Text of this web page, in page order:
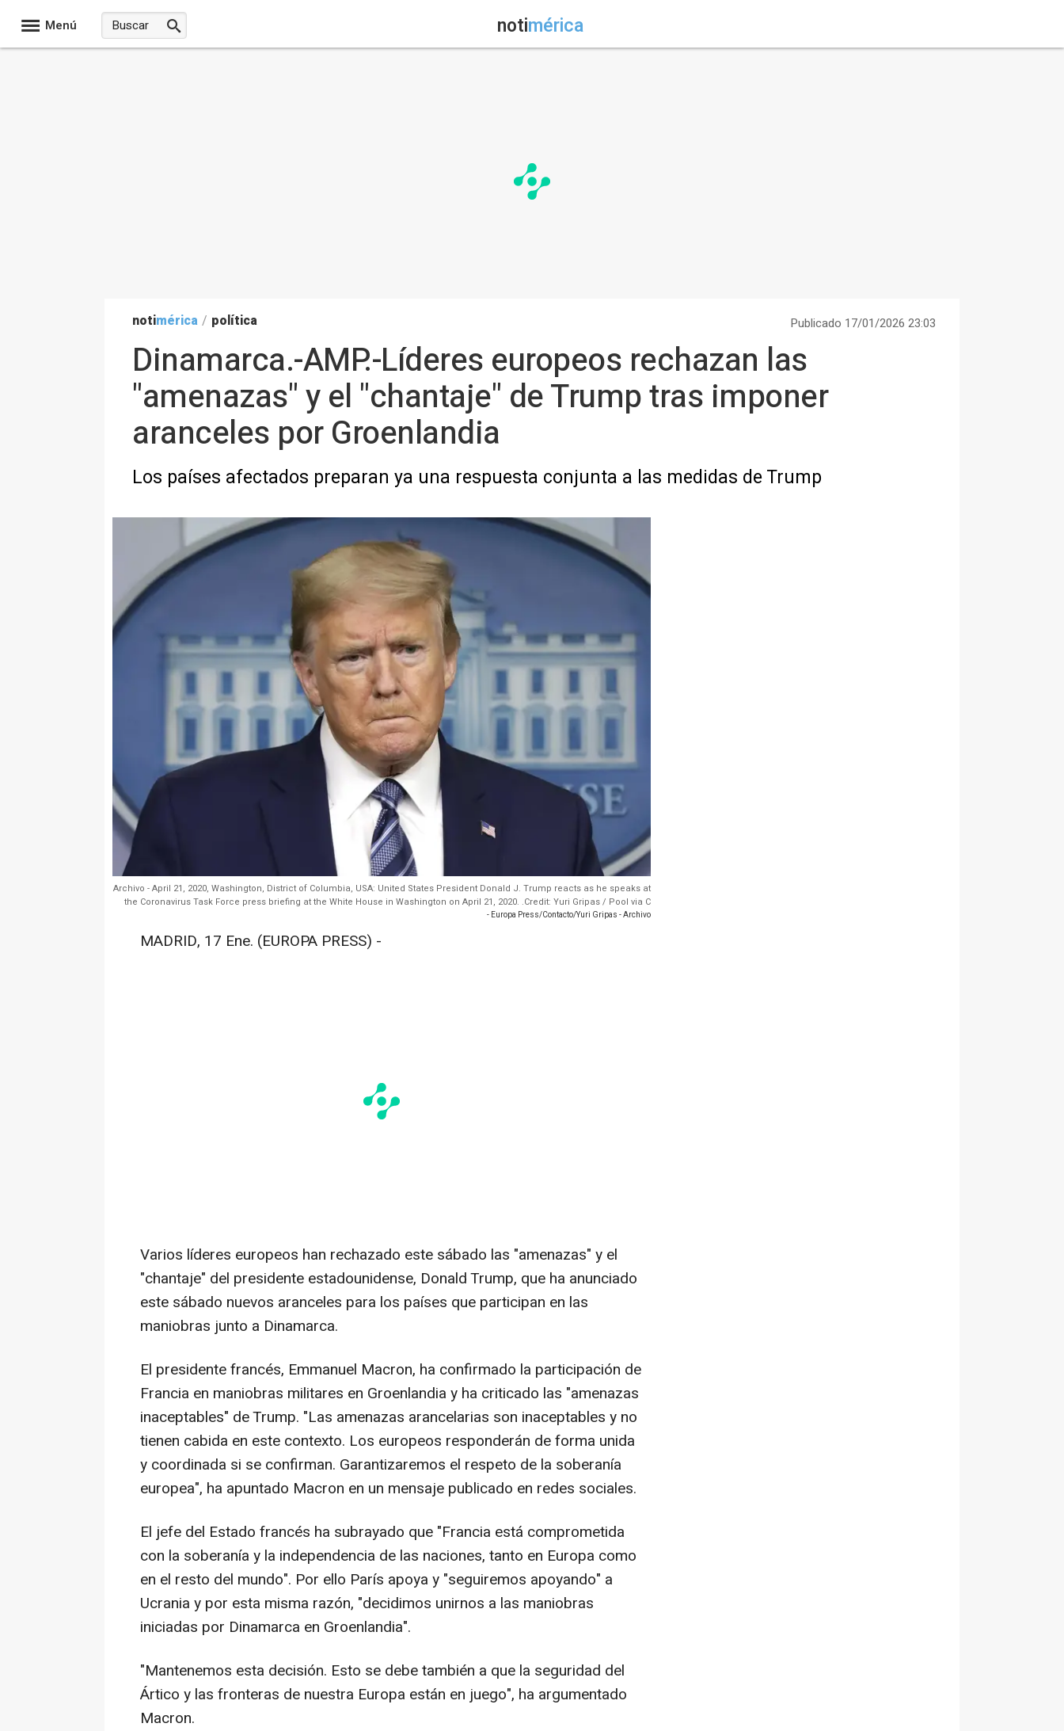
Menú notimérica
notimérica / política Publicado 17/01/2026 23:03
Dinamarca.-AMP.-Líderes europeos rechazan las
"amenazas" y el "chantaje" de Trump tras imponer
aranceles por Groenlandia
Los países afectados preparan ya una respuesta conjunta a las medidas de Trump
Archivo - April 21, 2020, Washington, District of Columbia, USA: United States President Donald J. Trump reacts as he speaks at
the Coronavirus Task Force press briefing at the White House in Washington on April 21, 2020. .Credit: Yuri Gripas / Pool via C
- Europa Press/Contacto/Yuri Gripas - Archivo
MADRID, 17 Ene. (EUROPA PRESS) -
Varios líderes europeos han rechazado este sábado las "amenazas" y el
"chantaje" del presidente estadounidense, Donald Trump, que ha anunciado
este sábado nuevos aranceles para los países que participan en las
maniobras junto a Dinamarca.
El presidente francés, Emmanuel Macron, ha confirmado la participación de
Francia en maniobras militares en Groenlandia y ha criticado las "amenazas
inaceptables" de Trump. "Las amenazas arancelarias son inaceptables y no
tienen cabida en este contexto. Los europeos responderán de forma unida
y coordinada si se confirman. Garantizaremos el respeto de la soberanía
europea", ha apuntado Macron en un mensaje publicado en redes sociales.
El jefe del Estado francés ha subrayado que "Francia está comprometida
con la soberanía y la independencia de las naciones, tanto en Europa como
en el resto del mundo". Por ello París apoya y "seguiremos apoyando" a
Ucrania y por esta misma razón, "decidimos unirnos a las maniobras
iniciadas por Dinamarca en Groenlandia".
"Mantenemos esta decisión. Esto se debe también a que la seguridad del
Ártico y las fronteras de nuestra Europa están en juego", ha argumentado
Macron.